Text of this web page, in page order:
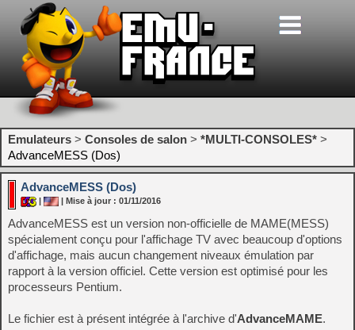
Emulateurs > Consoles de salon > *MULTI-CONSOLES* >
AdvanceMESS (Dos)
AdvanceMESS (Dos)
| | Mise à jour : 01/11/2016
AdvanceMESS est un version non-officielle de MAME(MESS)
spécialement conçu pour l'affichage TV avec beaucoup d'options
d'affichage, mais aucun changement niveaux émulation par
rapport à la version officiel. Cette version est optimisé pour les
processeurs Pentium.
Le fichier est à présent intégrée à l'archive d'AdvanceMAME.